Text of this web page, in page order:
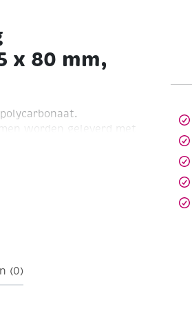
x 80 mm,
worden geleverd met
uiteinde van de lont
(0)